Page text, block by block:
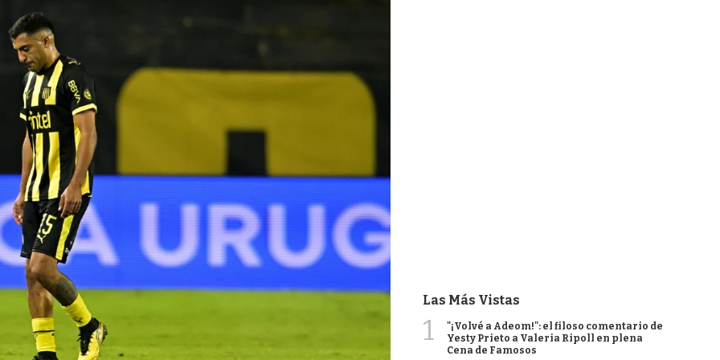
Las Más Vistas
1
"¡Volvé a Adeom!": el filoso comentario de
Yesty Prieto a Valeria Ripoll en plena
Cena de Famosos